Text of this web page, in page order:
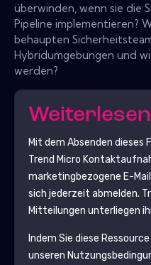
überwinden, wenn sie die
Pipeline implementieren?
behaupten
Hybridumgebungen und
werden?
Weiterlesen
Mit dem Absenden dieses
Trend Micro
marketingbezogene E-
sich jederzeit abmelden.
Mitteilungen unterliegen
Indem Sie diese
unseren